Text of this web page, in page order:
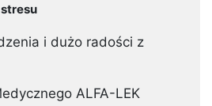
i dużo radości z
ALFA-LEK